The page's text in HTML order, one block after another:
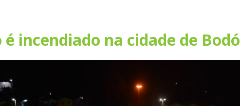
é incendiado na cidade de Bodó